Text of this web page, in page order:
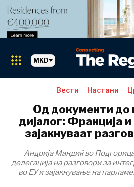
Пазари
Албанија
БиХ
Хрватска
MKD
Вести Настани
Од документи до
дијалог: Франција
зајакнуваат
Андрија Мандиќ во
делегација на разговори за
во ЕУ и зајакнување на